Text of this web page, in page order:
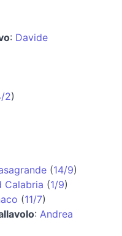
: Davide
2)
(14/9)
Calabria (1/9)
(11/7)
: Andrea